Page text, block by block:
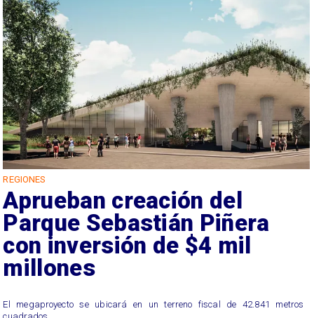
REGIONES
Aprueban creación del
Parque Sebastián Piñera
con inversión de $4 mil
millones
El megaproyecto se ubicará en un terreno fiscal de 42.841 metros